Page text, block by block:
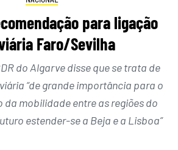
para ligação
Faro/Sevilha
do Algarve disse que se trata de
“de grande importância para o
da mobilidade entre as regiões do
estender-se a Beja e a Lisboa”